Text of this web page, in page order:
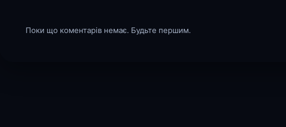
Поки що коментарів немає. Будьте першим.